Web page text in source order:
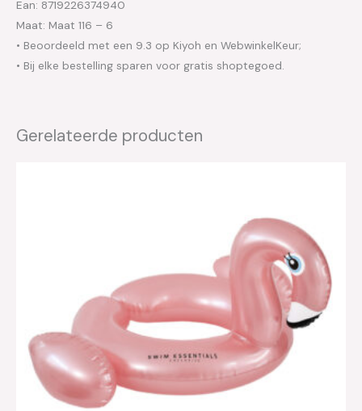
Ean: 8719226374940
Maat: Maat 116 – 6
• Beoordeeld met een 9.3 op Kiyoh en WebwinkelKeur;
• Bij elke bestelling sparen voor gratis shoptegoed.
Gerelateerde producten